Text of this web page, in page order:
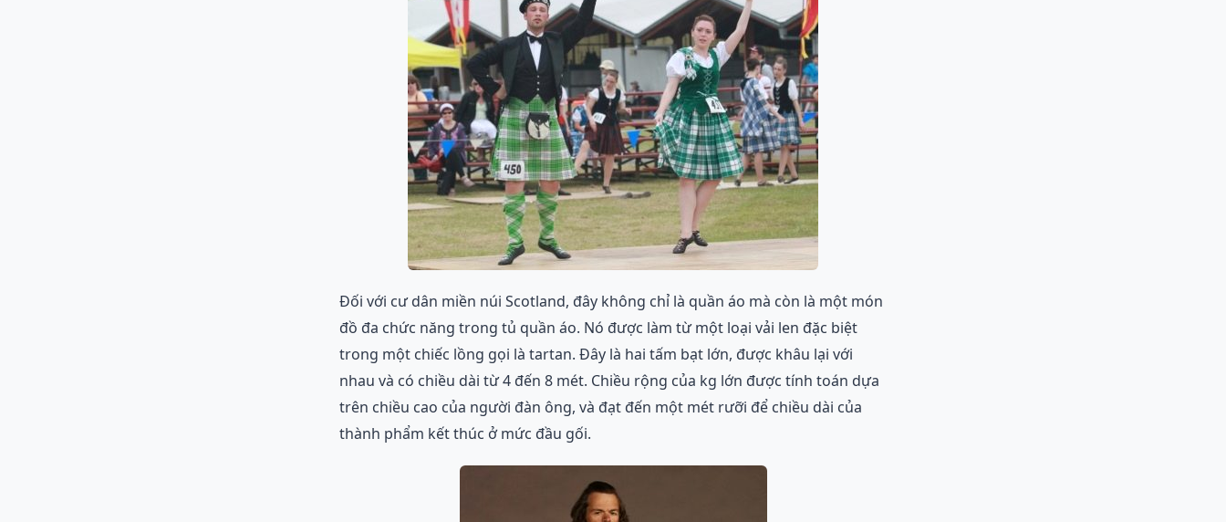
Đối với cư dân miền núi Scotland, đây không chỉ là quần áo mà còn là một món
đồ đa chức năng trong tủ quần áo. Nó được làm từ một loại vải len đặc biệt
trong một chiếc lồng gọi là tartan. Đây là hai tấm bạt lớn, được khâu lại với
nhau và có chiều dài từ 4 đến 8 mét. Chiều rộng của kg lớn được tính toán dựa
trên chiều cao của người đàn ông, và đạt đến một mét rưỡi để chiều dài của
thành phẩm kết thúc ở mức đầu gối.